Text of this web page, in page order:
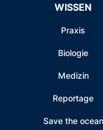
WISSEN
Praxis
Biologie
Medizin
Reportage
Save the ocean